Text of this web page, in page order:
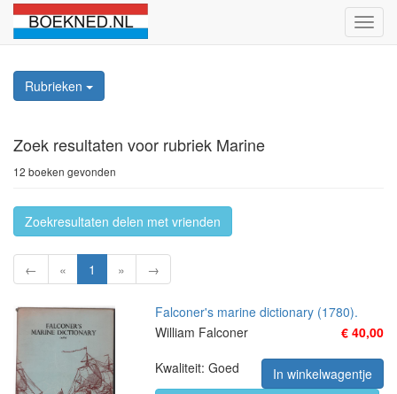
Rubrieken
Zoek resultaten voor rubriek Marine
12 boeken gevonden
Zoekresultaten delen met vrienden
← « 1 » →
Falconer's marine dictionary (1780).
William Falconer
€ 40,00
Kwaliteit: Goed
In winkelwagentje